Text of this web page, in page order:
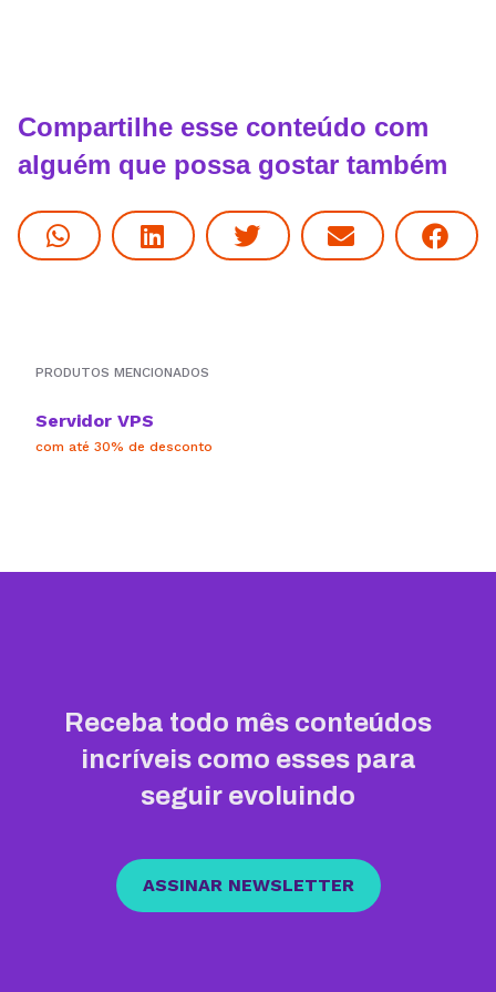
Compartilhe esse conteúdo com
alguém que possa gostar também
PRODUTOS MENCIONADOS
Servidor VPS
com até 30% de desconto
Receba todo mês conteúdos
incríveis como esses para
seguir evoluindo
ASSINAR NEWSLETTER